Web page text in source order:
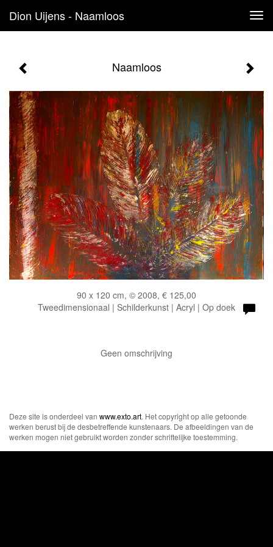
Dion Uijens - Naamloos
Naamloos
90 x 120 cm, © 2008, € 125,00
Tweedimensionaal | Schilderkunst | Acryl | Op doek
Geen omschrijving
Deze site is onderdeel van www.exto.art. Het copyright op alle getoonde
werken berust bij de desbetreffende kunstenaars. De afbeeldingen van de
werken mogen niet gebruikt worden zonder schriftelijke toestemming.